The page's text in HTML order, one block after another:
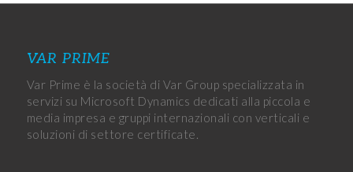
VAR PRIME
Var Prime è la società di Var Group specializzata in
servizi su Microsoft Dynamics dedicati alla piccola e
media impresa e gruppi internazionali con verticali e
soluzioni di settore certificate.